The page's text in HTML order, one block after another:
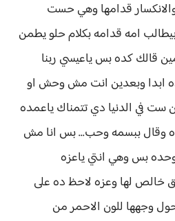
قدامها وهي حست
بيطالب امه قدامه بكلام حلو يطمن
قالك كده بس ياعيسي ربنا
ابدا وبعدين انت مش وحش او
ست في الدنيا دي تتمناك ياعمده
وقال ببسمه وحب... بس انا مش
بس وهي انتي ياعزه
لها وعزه لاحظ ده على
وجهها للون الاحمر من